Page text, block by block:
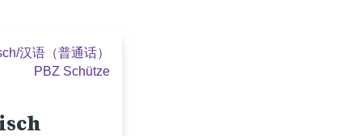
汉语（普通话）
PBZ Schütze